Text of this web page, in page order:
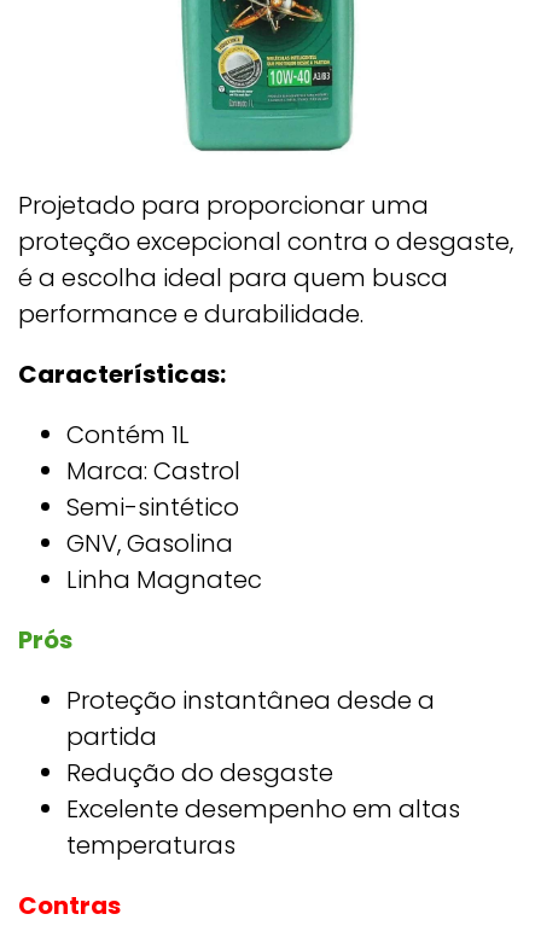
Projetado para proporcionar uma
proteção excepcional contra o desgaste,
é a escolha ideal para quem busca
performance e durabilidade.
Características:
Contém 1L
Marca: Castrol
Semi-sintético
GNV, Gasolina
Linha Magnatec
Prós
Proteção instantânea desde a
partida
Redução do desgaste
Excelente desempenho em altas
temperaturas
Contras